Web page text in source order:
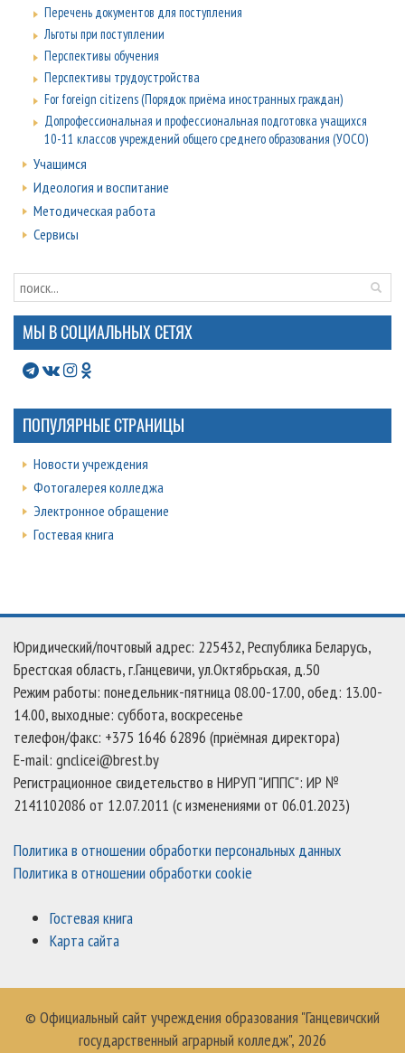
Перечень документов для поступления
Льготы при поступлении
Перспективы обучения
Перспективы трудоустройства
For foreign citizens (Порядок приёма иностранных граждан)
Допрофессиональная и профессиональная подготовка учащихся
10-11 классов учреждений общего среднего образования (УОСО)
Учащимся
Идеология и воспитание
Методическая работа
Сервисы
МЫ В СОЦИАЛЬНЫХ СЕТЯХ
ПОПУЛЯРНЫЕ СТРАНИЦЫ
Новости учреждения
Фотогалерея колледжа
Электронное обращение
Гостевая книга
Юридический/почтовый адрес: 225432, Республика Беларусь,
Брестская область, г.Ганцевичи, ул.Октябрьская, д.50
Режим работы: понедельник-пятница 08.00-17.00, обед: 13.00-
14.00, выходные: суббота, воскресенье
телефон/факс: +375 1646 62896 (приёмная директора)
E-mail: gnclicei@brest.by
Регистрационное свидетельство в НИРУП "ИППС": ИР №
2141102086 от 12.07.2011 (с изменениями от 06.01.2023)
Политика в отношении обработки персональных данных
Политика в отношении обработки cookie
Гостевая книга
Карта сайта
© Официальный сайт учреждения образования "Ганцевичский
государственный аграрный колледж", 2026